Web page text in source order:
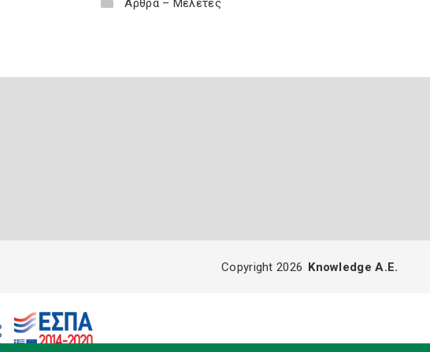
Άρθρα – Μελέτες
Copyright 2026 Knowledge A.E.